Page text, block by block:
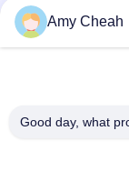
সফটওয়্যারের সাথে এন্টি
স্পুফার)
ইউএভি-জে২০২০ সিরিজ
৬ টি চ্যানেল ৩০০০
Amy Cheah
Good day, what